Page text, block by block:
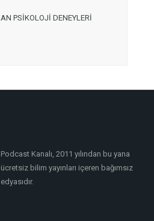
PSİKOLOJİ DENEYLERİ
Kanalı, 2011 yılından bu yana
bilim yayınları içeren bağımsız